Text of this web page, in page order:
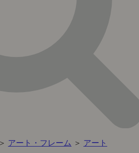
＞ アート・フレーム ＞ アート